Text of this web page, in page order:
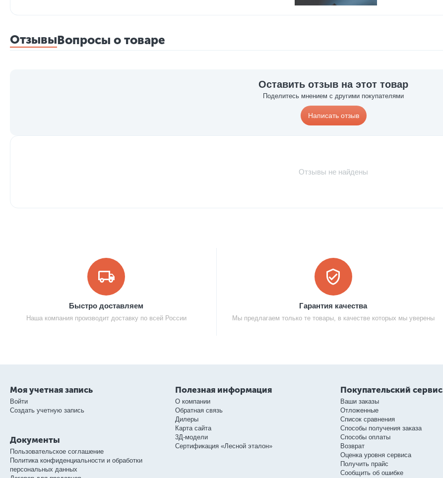
ОтзывыВопросы о товаре
Оставить отзыв на этот товар
Поделитесь мнением с другими покупателями
Написать отзыв
Отзывы не найдены
Быстро доставляем
Наша компания производит доставку по всей России
Гарантия качества
Мы предлагаем только те товары, в качестве которых мы уверены
Моя учетная запись
Войти
Создать учетную запись
Документы
Пользовательское соглашение
Политика конфиденциальности и обработки
персональных данных
Полезная информация
О компании
Обратная связь
Дилеры
Карта сайта
3Д-модели
Сертификация «Лесной эталон»
Покупательский сервис
Ваши заказы
Отложенные
Список сравнения
Способы получения заказа
Способы оплаты
Возврат
Оценка уровня сервиса
Получить прайс
Сообщить об ошибке